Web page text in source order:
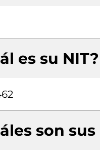
es su NIT?
son